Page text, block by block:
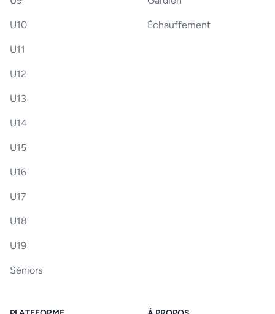
U10
U11
U12
U13
U14
U15
U16
U17
U18
U19
Séniors
Échauffement